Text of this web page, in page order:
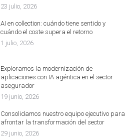
23 julio, 2026
AI en collection: cuándo tiene sentido y
cuándo el coste supera el retorno
1 julio, 2026
Exploramos la modernización de
aplicaciones con IA agéntica en el sector
asegurador
19 junio, 2026
Consolidamos nuestro equipo ejecutivo para
afrontar la transformación del sector
29 junio, 2026